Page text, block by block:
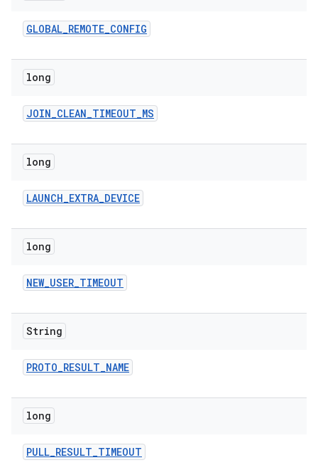
GLOBAL_REMOTE_CONFIG
long
JOIN_CLEAN_TIMEOUT_MS
long
LAUNCH_EXTRA_DEVICE
long
NEW_USER_TIMEOUT
String
PROTO_RESULT_NAME
long
PULL_RESULT_TIMEOUT